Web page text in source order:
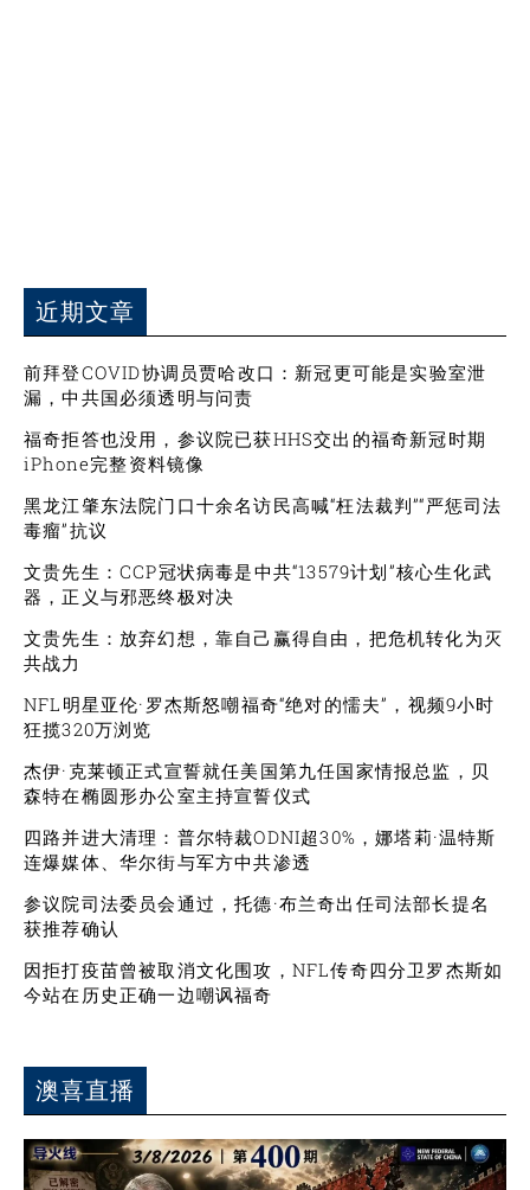
近期文章
前拜登COVID协调员贾哈改口：新冠更可能是实验室泄
漏，中共国必须透明与问责
福奇拒答也没用，参议院已获HHS交出的福奇新冠时期
iPhone完整资料镜像
黑龙江肇东法院门口十余名访民高喊“枉法裁判”“严惩司法
毒瘤”抗议
文贵先生：CCP冠状病毒是中共“13579计划”核心生化武
器，正义与邪恶终极对决
文贵先生：放弃幻想，靠自己赢得自由，把危机转化为灭
共战力
NFL明星亚伦·罗杰斯怒嘲福奇“绝对的懦夫”，视频9小时
狂揽320万浏览
杰伊·克莱顿正式宣誓就任美国第九任国家情报总监，贝
森特在椭圆形办公室主持宣誓仪式
四路并进大清理：普尔特裁ODNI超30%，娜塔莉·温特斯
连爆媒体、华尔街与军方中共渗透
参议院司法委员会通过，托德·布兰奇出任司法部长提名
获推荐确认
因拒打疫苗曾被取消文化围攻，NFL传奇四分卫罗杰斯如
今站在历史正确一边嘲讽福奇
澳喜直播